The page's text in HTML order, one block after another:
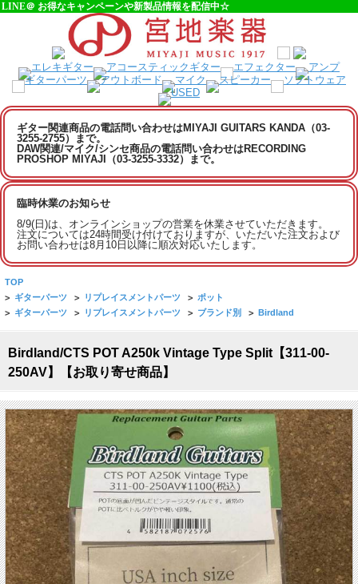
LINE＠ お得なキャンペーンや新製品情報を配信中☆
ギター関連商品の電話問い合わせはMIYAJI GUITARS KANDA（03-
3255-2755）まで。
DAW関連/マイク/シンセ商品の電話問い合わせはRECORDING
PROSHOP MIYAJI（03-3255-3332）まで。
臨時休業のお知らせ
8/9(日)は、オンラインショップの営業を休業させていただきます。
注文については24時間受け付けておりますが、いただいた注文および
お問い合わせは8月10日以降に順次対応いたします。
TOP
> ギターパーツ > リプレイスメントパーツ > ポット
> ギターパーツ > リプレイスメントパーツ > ブランド別 > Birdland
Birdland/CTS POT A250k Vintage Type Split【311-00-
250AV】【お取り寄せ商品】